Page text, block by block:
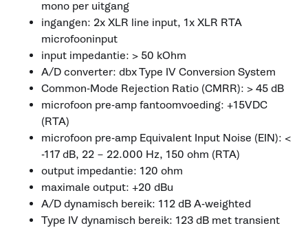
mono per uitgang
ingangen: 2x XLR line input, 1x XLR RTA
microfooninput
input impedantie: > 50 kOhm
A/D converter: dbx Type IV Conversion System
Common-Mode Rejection Ratio (CMRR): > 45 dB
microfoon pre-amp fantoomvoeding: +15VDC
(RTA)
microfoon pre-amp Equivalent Input Noise (EIN): <
-117 dB, 22 – 22.000 Hz, 150 ohm (RTA)
output impedantie: 120 ohm
maximale output: +20 dBu
A/D dynamisch bereik: 112 dB A-weighted
Type IV dynamisch bereik: 123 dB met transient